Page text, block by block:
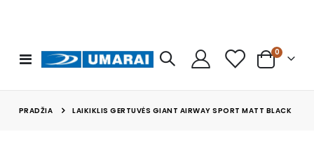
Toggle
Nav
Cart
0prekės
PRADŽIA LAIKIKLIS GERTUVĖS GIANT AIRWAY SPORT MATT BLACK